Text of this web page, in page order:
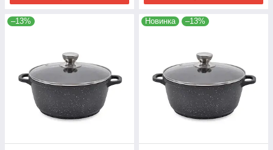
–13% Новинка –13%